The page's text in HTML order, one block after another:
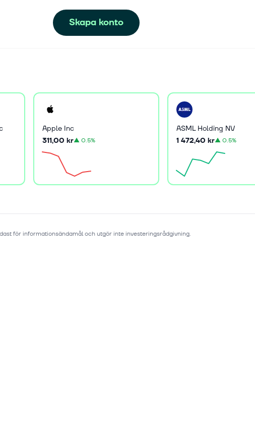
Skapa konto
Apple Inc
311,00 kr▲0.5%
ASML Holding NV
1 472,40 kr▲0.5%
för informationsändamål och utgör inte investeringsrådgivning.